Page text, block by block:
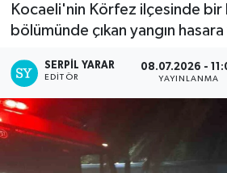
Kocaeli'nin Körfez ilçesinde bir
bölümünde çıkan yangın
SERPİL YARAR
EDITÖR
08.07.2026 -
YAYINLANMA
Son Dakika Haberleri
Haber Arşivi